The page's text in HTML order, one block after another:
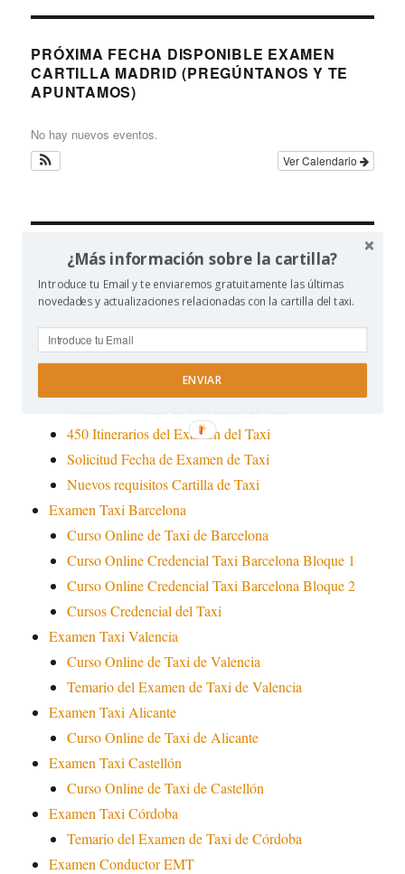
PRÓXIMA FECHA DISPONIBLE EXAMEN
CARTILLA MADRID (PREGÚNTANOS Y TE
APUNTAMOS)
No hay nuevos eventos.
Ver Calendario
NUESTROS CURSOS Y SERVICIOS
Examen Taxi Madrid
Cursos Examen del Taxi
Curso Online de la Cartilla de Taxi
Temario de la Cartilla del Taxi
450 Itinerarios del Examen del Taxi
Solicitud Fecha de Examen de Taxi
Nuevos requisitos Cartilla de Taxi
Examen Taxi Barcelona
Curso Online de Taxi de Barcelona
Curso Online Credencial Taxi Barcelona Bloque 1
Curso Online Credencial Taxi Barcelona Bloque 2
Cursos Credencial del Taxi
Examen Taxi Valencia
Curso Online de Taxi de Valencia
Temario del Examen de Taxi de Valencia
Examen Taxi Alicante
Curso Online de Taxi de Alicante
Examen Taxi Castellón
Curso Online de Taxi de Castellón
Examen Taxi Córdoba
Temario del Examen de Taxi de Córdoba
Examen Conductor EMT
¿Más información sobre la cartilla?
Introduce tu Email y te enviaremos gratuitamente las últimas
novedades y actualizaciones relacionadas con la cartilla del taxi.
ENVIAR